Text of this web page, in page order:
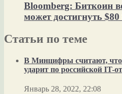
Bloomberg: Биткоин
может достигнуть $80
Статьи по теме
В Минцифры считают, что
ударит по российской IT-
Январь 28, 2022, 22:08